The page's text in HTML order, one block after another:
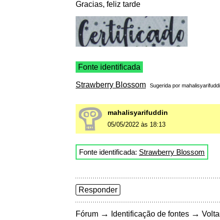
Gracias, feliz tarde
Fonte identificada
Strawberry Blossom Sugerida por
mahalisyarifuddin
05/05/2022 às 18:13
Fonte identificada: Strawberry Blossom
Responder
Fórum → Identificação de fontes →